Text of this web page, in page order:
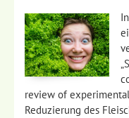
review of
Reduzierung des